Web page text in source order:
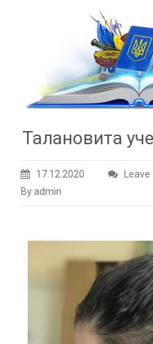
Талановита
17.12.2020
By admin